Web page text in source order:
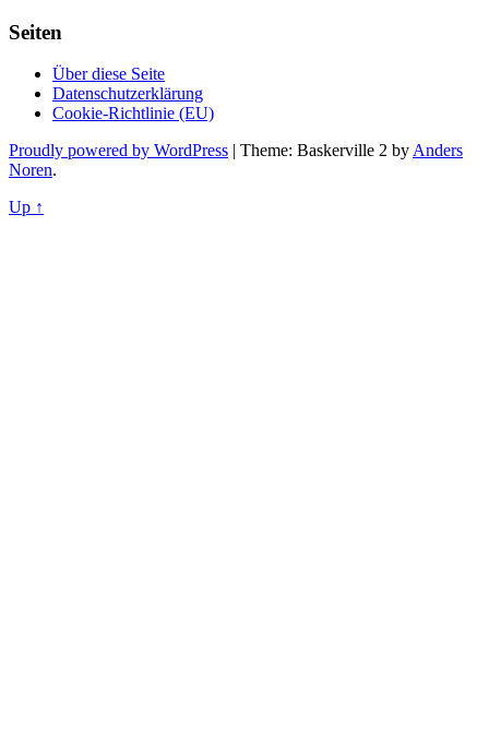
Seiten
Über diese Seite
Datenschutzerklärung
Cookie-Richtlinie (EU)
Proudly powered by WordPress | Theme: Baskerville 2 by Anders
Noren.
Up ↑